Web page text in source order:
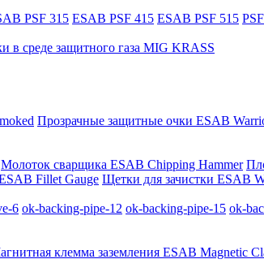
PSF 315 ESAB PSF 415 ESAB PSF 515
в среде защитного газа MIG KRASS
Прозрачные защитные очки ESAB
Молоток сварщика ESAB Chipping Hammer
Fillet Gauge Щетки для зачистки ESAB
6 ok-backing-pipe-12 ok-backing-pipe-15 ok-
клемма заземления ESAB Magnetic